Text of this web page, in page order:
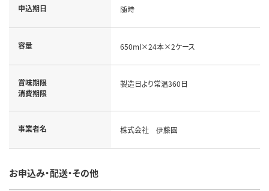
申込期日 随時
容量 650ml×24本×2ケース
賞味期限
消費期限
製造日より常温360日
事業者名 株式会社 伊藤園
お申込み・配送・その他